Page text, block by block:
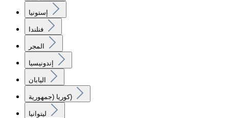
إستونيا
فنلندا
المجر
إندونيسيا
اليابان
كوريا (جمهورية)
ليتوانيا